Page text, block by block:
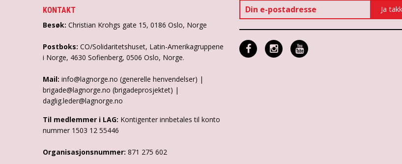
KONTAKT
Besøk: Christian Krohgs gate 15, 0186 Oslo, Norge
Postboks: CO/Solidaritetshuset, Latin-Amerikagruppene
i Norge, 4630 Sofienberg, 0506 Oslo, Norge.
Mail: info@lagnorge.no (generelle henvendelser) |
brigade@lagnorge.no (brigadeprosjektet) |
daglig.leder@lagnorge.no
Til medlemmer i LAG: Kontigenter innbetales til konto
nummer 1503 12 55446
Organisasjonsnummer: 871 275 602